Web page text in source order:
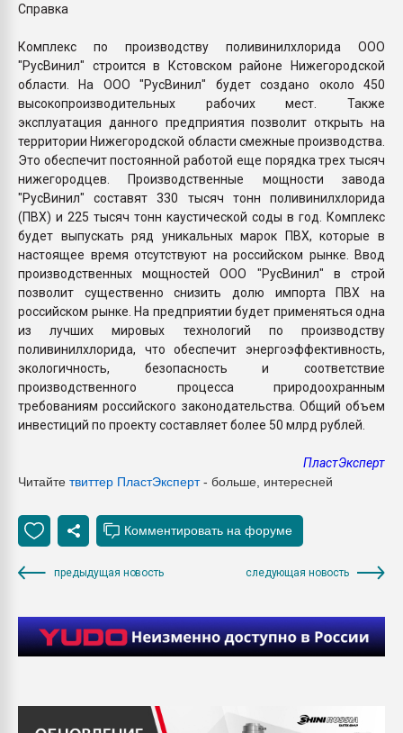
Справка
Комплекс по производству поливинилхлорида ООО
"РусВинил" строится в Кстовском районе Нижегородской
области. На ООО "РусВинил" будет создано около 450
высокопроизводительных рабочих мест. Также
эксплуатация данного предприятия позволит открыть на
территории Нижегородской области смежные производства.
Это обеспечит постоянной работой еще порядка трех тысяч
нижегородцев. Производственные мощности завода
"РусВинил" составят 330 тысяч тонн поливинилхлорида
(ПВХ) и 225 тысяч тонн каустической соды в год. Комплекс
будет выпускать ряд уникальных марок ПВХ, которые в
настоящее время отсутствуют на российском рынке. Ввод
производственных мощностей ООО "РусВинил" в строй
позволит существенно снизить долю импорта ПВХ на
российском рынке. На предприятии будет применяться одна
из лучших мировых технологий по производству
поливинилхлорида, что обеспечит энергоэффективность,
экологичность, безопасность и соответствие
производственного процесса природоохранным
требованиям российского законодательства. Общий объем
инвестиций по проекту составляет более 50 млрд рублей.
ПластЭксперт
Читайте твиттер ПластЭксперт- больше, интересней
предыдущая новость следующая новость